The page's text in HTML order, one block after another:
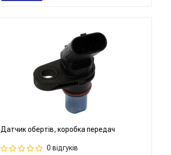
Датчик обертів, коробка передач
0 відгуків